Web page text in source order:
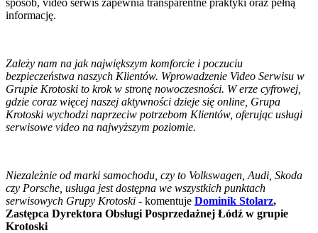
informację.
Zależy nam na jak największym komforcie i poczuciu
bezpieczeństwa naszych Klientów. Wprowadzenie Video Serwisu w
Grupie Krotoski to krok w stronę nowoczesności. W erze cyfrowej,
gdzie coraz więcej naszej aktywności dzieje się online, Grupa
Krotoski wychodzi naprzeciw potrzebom Klientów, oferując usługi
serwisowe video na najwyższym poziomie.
Niezależnie od marki samochodu, czy to Volkswagen, Audi, Skoda
czy Porsche, usługa jest dostępna we wszystkich punktach
serwisowych Grupy Krotoski - komentuje Dominik Stolarz,
Zastępca Dyrektora Obsługi Posprzedażnej Łódź w grupie
Krotoski